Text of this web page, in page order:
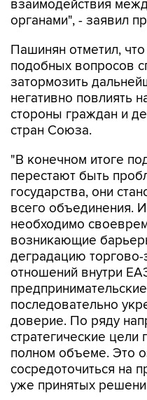
Пашинян отметил,
затормозить
негативно повлиять
стороны граждан и
стран Союза.
"В конечном итоге
государства, они
всего объединения.
необходимо
возникающие
деградацию торгово-
отношений внутри
последовательно
доверие. По ряду
стратегические цели
полном объеме. Это
сосредоточиться на
уже принятых
ЕАЭС Армения